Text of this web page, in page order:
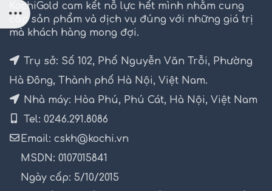
KochiGold cam kết nỗ lực hết mình nhằm cung
cấp sản phẩm và dịch vụ đúng với những giá trị
mà khách hàng mong đợi.
Trụ sở: Số 102, Phố Nguyễn Văn Trỗi, Phường
Hà Đông, Thành phố Hà Nội, Việt Nam.
Nhà máy: Hòa Phú, Phú Cát, Hà Nội, Việt Nam
Tel: 0246.291.8086
Email: cskh@kochi.vn
MSDN: 0107015841
Ngày cấp: 5/10/2015